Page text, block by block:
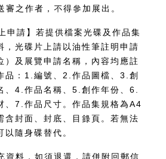
審之作者，不得參加展出。
請】若提供檔案光碟及作品集
，光碟片上請以油性筆註明申請
）及展覽申請名稱，內容均應註
品： 1.編號、 2.作品圖檔、 3.創
、 4.作品名稱、 5.創作年份、 6.
、 7.作品尺寸。作品集規格為A4
含封面、封底、目錄頁。若無法
以隨身碟替代。
，如須退還，請併附回郵信